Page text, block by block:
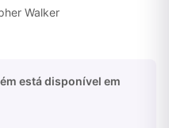
Walker
está disponível em